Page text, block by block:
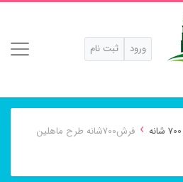
ورود ثبت نام
›
فرش700شانه طرح ماهلین